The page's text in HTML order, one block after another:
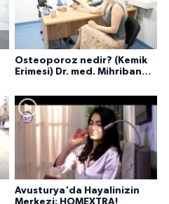
Osteoporoz nedir? (Kemik
Erimesi) Dr. med. Mihriban
Avusturya'da Hayalinizin
Merkezi: HOMEXTRA!